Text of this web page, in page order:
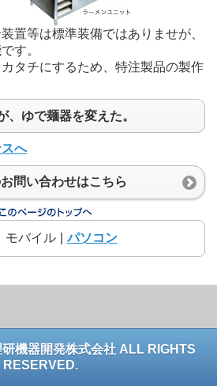
置等は標準装備ではありませが、
す。
タチにするため、特注製品の製作
、ゆで麺器を変えた。
へ
問い合わせはこちら
モバイル パソコン
機器開発株式会社 ALL RIGHTS
RESERVED.